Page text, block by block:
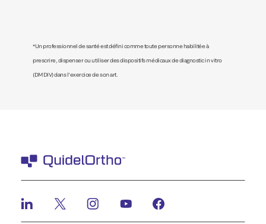
*Un professionnel de santé est défini comme toute personne habilitée à
prescrire, dispenser ou utiliser des dispositifs médicaux de diagnostic in vitro
(DMDIV) dans l’exercice de son art.